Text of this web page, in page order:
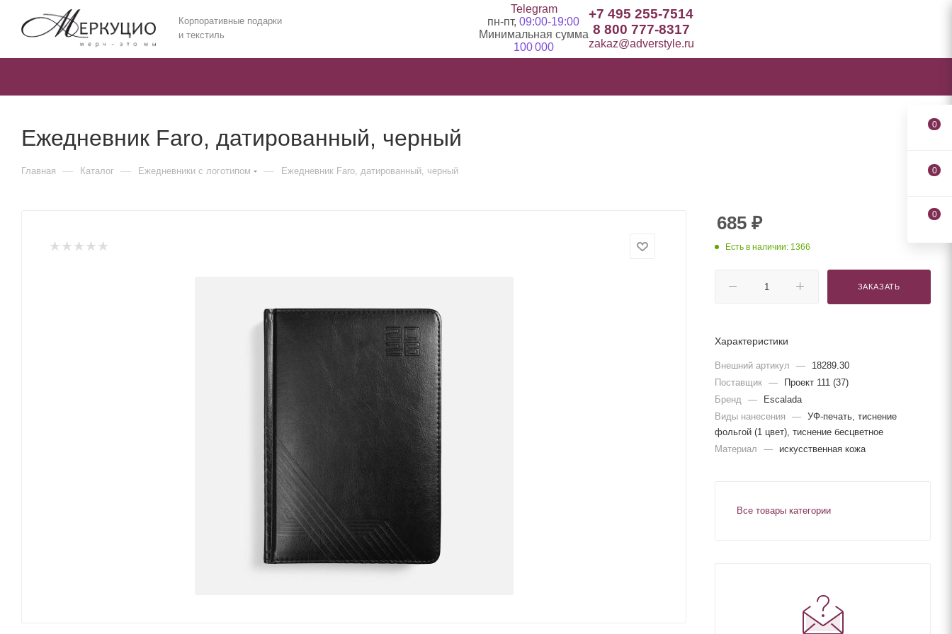
Корпоративные подарки
и текстиль
Telegram
пн-пт, 09:00-19:00
Минимальная сумма
100 000
+7 495 255-7514
8 800 777-8317
zakaz@adverstyle.ru
Ежедневник Faro, датированный, черный
Главная — Каталог — Ежедневники c логотипом — Ежедневник Faro, датированный, черный
685 ₽
Есть в наличии: 1366
ЗАКАЗАТЬ
Характеристики
Внешний артикул —
18289.30
Поставщик —
Проект 111 (37)
Бренд
—
Escalada
Виды нанесения
— УФ-печать, тиснение
фольгой (1 цвет), тиснение бесцветное
Материал
— искусственная кожа
Все товары категории
0
0
0